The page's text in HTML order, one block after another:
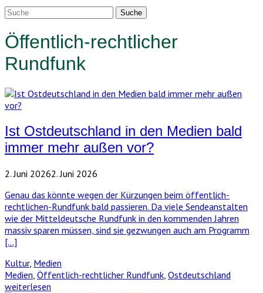
Öffentlich-rechtlicher
Rundfunk
Ist Ostdeutschland in den Medien bald
immer mehr außen vor?
2. Juni 20262. Juni 2026
Genau das könnte wegen der Kürzungen beim öffentlich-
rechtlichen-Rundfunk bald passieren. Da viele Sendeanstalten
wie der Mitteldeutsche Rundfunk in den kommenden Jahren
massiv sparen müssen, sind sie gezwungen auch am Programm
[…]
Kultur, Medien
Medien Öffentlich-rechtlicher Rundfunk Ostdeutschland
weiterlesen